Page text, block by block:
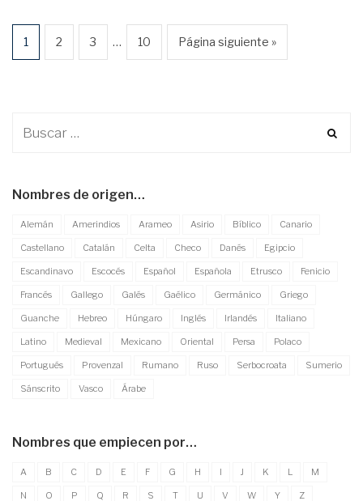
1 2 3 … 10 Página siguiente »
Nombres de origen…
Alemán Amerindios Arameo Asirio Bíblico Canario
Castellano Catalán Celta Checo Danés Egipcio
Escandinavo Escocés Español Española Etrusco Fenicio
Francés Gallego Galés Gaélico Germánico Griego
Guanche Hebreo Húngaro Inglés Irlandés Italiano
Latino Medieval Mexicano Oriental Persa Polaco
Portugués Provenzal Rumano Ruso Serbocroata Sumerio
Sánscrito Vasco Árabe
Nombres que empiecen por…
A B C D E F G H I J K L M
N O P Q R S T U V W Y Z